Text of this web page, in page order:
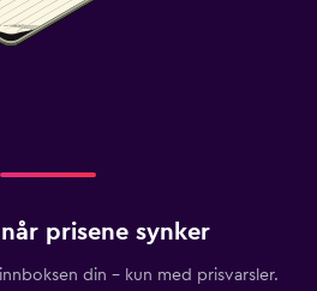
prisene synker
din – kun med prisvarsler.